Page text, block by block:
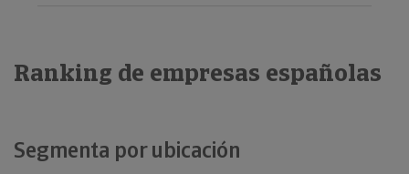
Ranking de empresas españolas
Segmenta por ubicación